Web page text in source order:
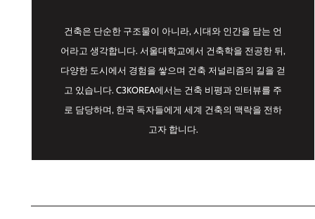
건축은 단순한 구조물이 아니라, 시대와 인간을 담는 언
어라고 생각합니다. 서울대학교에서 건축학을 전공한 뒤,
다양한 도시에서 경험을 쌓으며 건축 저널리즘의 길을 걷
고 있습니다. C3KOREA에서는 건축 비평과 인터뷰를 주
로 담당하며, 한국 독자들에게 세계 건축의 맥락을 전하
고자 합니다.